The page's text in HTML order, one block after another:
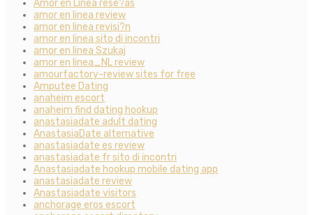
Amor en Linea rese?as
amor en linea review
amor en linea revisi?n
amor en linea sito di incontri
amor en linea Szukaj
amor en linea_NL review
amourfactory-review sites for free
Amputee Dating
anaheim escort
anaheim find dating hookup
anastasiadate adult dating
AnastasiaDate alternative
anastasiadate es review
anastasiadate fr sito di incontri
Anastasiadate hookup mobile dating app
anastasiadate review
Anastasiadate visitors
anchorage eros escort